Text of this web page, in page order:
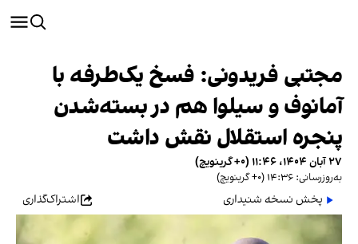
مجتبی فریدونی: فسخ یک‌طرفه با
آمانوف و سیلوا هم در بسته‌شدن
پنجره استقلال نقش داشت
۲۷ آبان ۱۴۰۴، ۱۱:۴۶ (‎+۰ گرینویچ)
به‌روزرسانی: ۱۴:۳۶ (‎+۰ گرینویچ)
پخش نسخه شنیداری اشتراک‌گذاری